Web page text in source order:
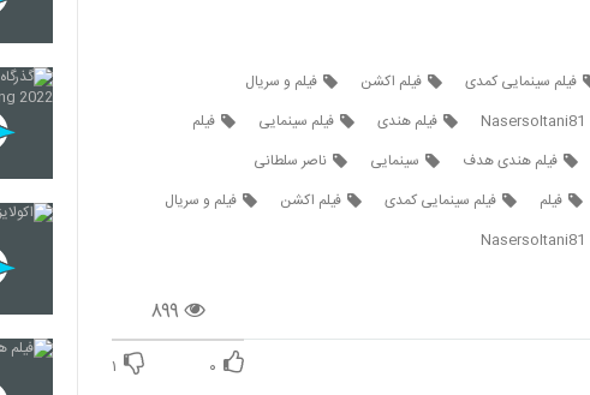
فیلم سینمایی کمدی فیلم اکشن
فیلم و سریال
Nasersoltani81 فیلم هندی فیلم سینمایی
فیلم
فیلم هندی هدف سینمایی
ناصر سلطانی
فیلم فیلم سینمایی کمدی فیلم اکشن
فیلم و سریال
Nasersoltani81
۸۹۹
۰ ۱